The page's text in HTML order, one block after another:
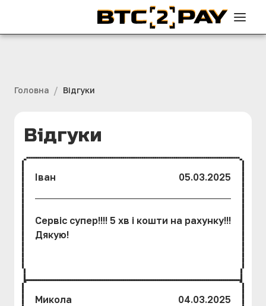
Головна / Вiдгуки
Вiдгуки
Іван 05.03.2025
Сервіс супер!!!! 5 хв і кошти на рахунку!!!
Дякую!
Микола 04.03.2025